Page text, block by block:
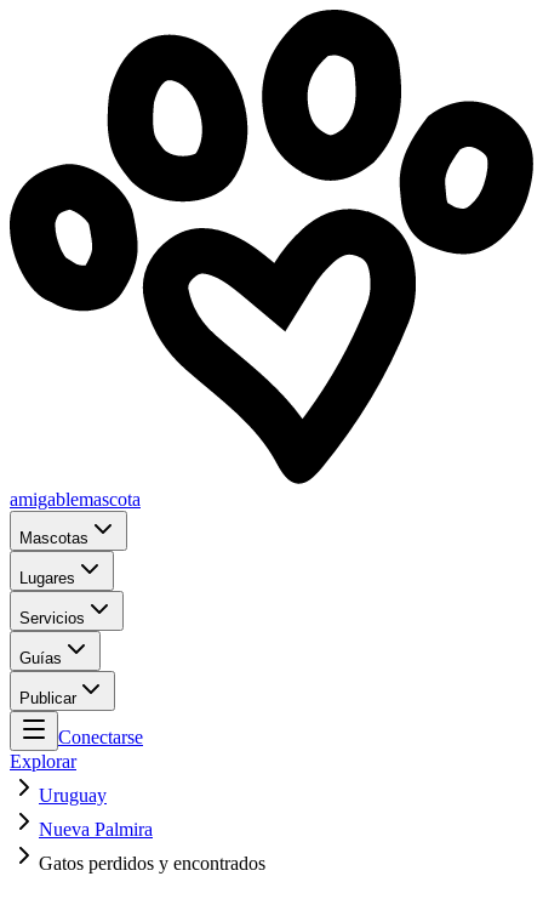
amigablemascota
Mascotas
Lugares
Servicios
Guías
Publicar
Conectarse
Explorar
Uruguay
Nueva Palmira
Gatos perdidos y encontrados